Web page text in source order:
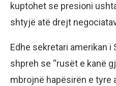
kuptohet se presioni
shtyjë atë drejt
Edhe sekretari amerikan i
shpreh se “rusët e kanë
mbrojnë hapësirën e tyre